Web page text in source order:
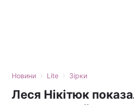
Новини › Lite › Зірки
Леся Нікітюк